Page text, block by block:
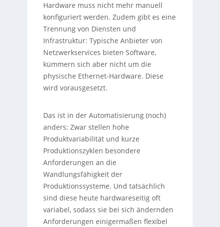
Hardware muss nicht mehr manuell
konfiguriert werden. Zudem gibt es eine
Trennung von Diensten und
Infrastruktur: Typische Anbieter von
Netzwerkservices bieten Software,
kümmern sich aber nicht um die
physische Ethernet-Hardware. Diese
wird vorausgesetzt.
Das ist in der Automatisierung (noch)
anders: Zwar stellen hohe
Produktvariabilität und kurze
Produktionszyklen besondere
Anforderungen an die
Wandlungsfähigkeit der
Produktionssysteme. Und tatsächlich
sind diese heute hardwareseitig oft
variabel, sodass sie bei sich ändernden
Anforderungen einigermaßen flexibel